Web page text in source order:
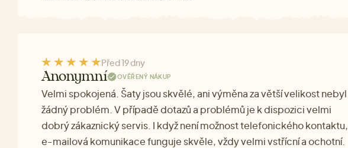
Před 19 dny
Anonymní OVĚŘENÝ NÁKUP
Velmi spokojená. Šaty jsou skvělé, ani výměna za větší velikost nebyl
žádný problém. V případě dotazů a problémů je k dispozici velmi
dobrý zákaznický servis. I když není možnost telefonického kontaktu,
e-mailová komunikace funguje skvěle, vždy velmi vstřícní a ochotní.